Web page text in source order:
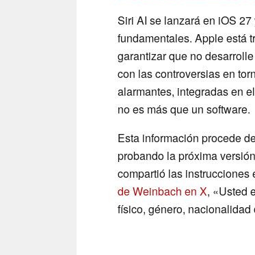
Siri AI se lanzará en iOS
fundamentales. Apple está
garantizar que no
con las controversias en
alarmantes, integradas en
no es más que un software.
Esta información procede
probando la próxima
compartió las instrucciones
de Weinbach en X, «Usted
físico, género, nacionalidad